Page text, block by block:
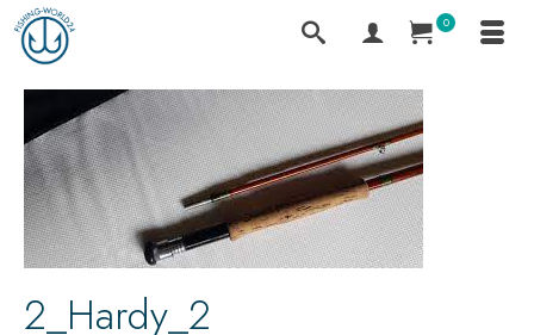
0
2_Hardy_2